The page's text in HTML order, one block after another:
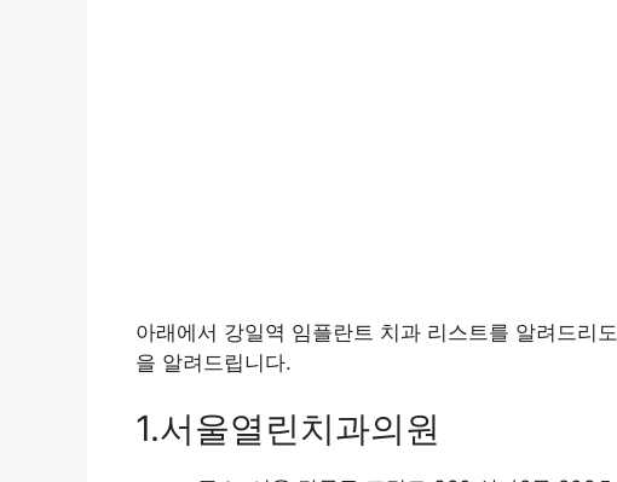
아래에서 강일역 임플란트 치과 리스트를 알려드리
을 알려드립니다.
1.서울열린치과의원